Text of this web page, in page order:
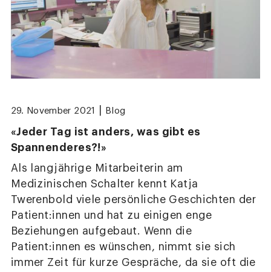
29. November 2021 Blog
«Jeder Tag ist anders, was gibt es
Spannenderes?!»
Als langjährige Mitarbeiterin am
Medizinischen Schalter kennt Katja
Twerenbold viele persönliche Geschichten der
Patient:innen und hat zu einigen enge
Beziehungen aufgebaut. Wenn die
Patient:innen es wünschen, nimmt sie sich
immer Zeit für kurze Gespräche, da sie oft die